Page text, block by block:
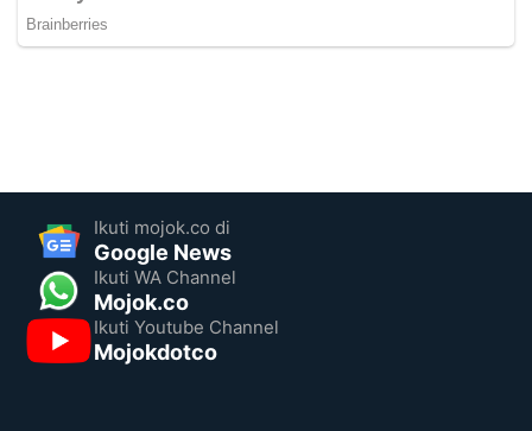
Ikuti mojok.co di
Google News
Ikuti WA Channel
Mojok.co
Ikuti Youtube Channel
Mojokdotco